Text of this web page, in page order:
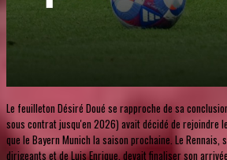
Le feuilleton Désiré Doué se rapproche de sa
sous contrat jusqu'en 2026) avait décidé de rejoindre
que le Bayern Munich la saison prochaine. Le
dirigeants et de Luis Enrique, devait finaliser son